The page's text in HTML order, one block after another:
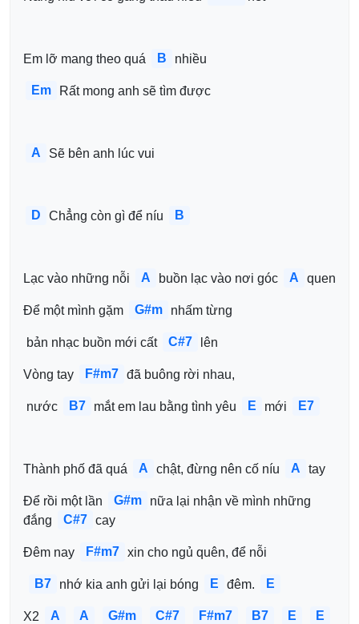
Em lỡ mang theo quá B nhiều
Em Rất mong anh sẽ tìm được
A Sẽ bên anh lúc vui
D Chẳng còn gì để níu B
Lạc vào những nỗi A buồn lạc vào nơi góc A
Để một mình gặm G#m nhấm từng
bản nhạc buồn mới cất C#7 lên
Vòng tay F#m7 đã buông rời nhau,
nước B7 mắt em lau bằng tình yêu E mới E7
Thành phố đã quá A chật, đừng nên cố níu A tay
Để rồi một lần G#m
nữa lại nhận về mình những
đắng
C#7 cay
Đêm nay F#m7 xin cho ngủ quên, để nỗi
B7 nhớ kia anh gửi lại bóng E đêm. E
X2 A A G#m C#7 F#m7 B7 E E